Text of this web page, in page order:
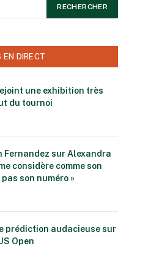
EN DIRECT
une exhibition très
du tournoi
Fernandez sur Alexandra
considère comme son
pas son numéro »
prédiction audacieuse sur
Open